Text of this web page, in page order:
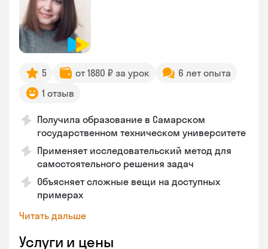
5 от 1880 ₽ за урок
6 лет опыта
1 отзыв
Получила образование в Самарском
государственном техническом университете
Применяет исследовательский метод для
самостоятельного решения задач
Объясняет сложные вещи на доступных
примерах
Читать дальше
Услуги и цены